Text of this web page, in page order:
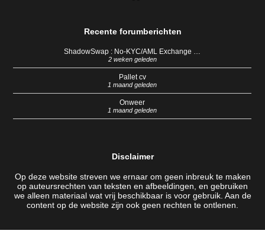
Recente forumberichten
ShadowSwap : No-KYC/AML Exchange …
2 weken geleden
Pallet cv
1 maand geleden
Onweer
1 maand geleden
Disclaimer
Op deze website streven we ernaar om geen inbreuk te maken
op auteursrechten van teksten en afbeeldingen, en gebruiken
we alleen materiaal wat vrij beschikbaar is voor gebruik. Aan de
content op de website zijn ook geen rechten te ontlenen.